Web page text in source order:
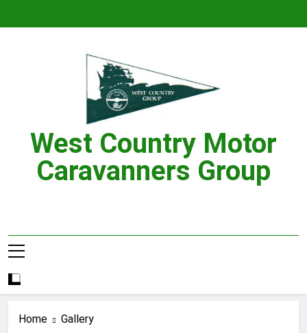
West Country Motor
Caravanners Group
Home Gallery